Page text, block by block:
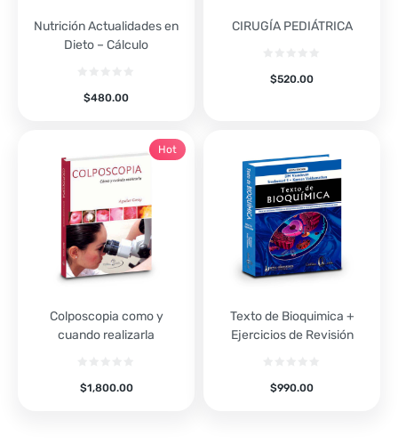
Nutrición Actualidades en
Dieto – Cálculo
$480.00
CIRUGÍA PEDIÁTRICA
$520.00
Colposcopia como y
cuando realizarla
$1,800.00
Hot
Texto de Bioquimica +
Ejercicios de Revisión
$990.00